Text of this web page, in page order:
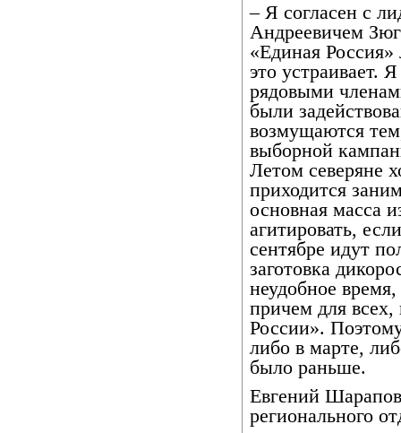
– Я согласен с
Андреевичем
«Единая Россия»
это устраивает.
рядовыми
были
возмущаются
выборной
Летом северяне
приходится
основная масса
агитировать,
сентябре идут
заготовка
неудобное
причем для
России».
либо в марте,
было раньше.
Евгений
регионального